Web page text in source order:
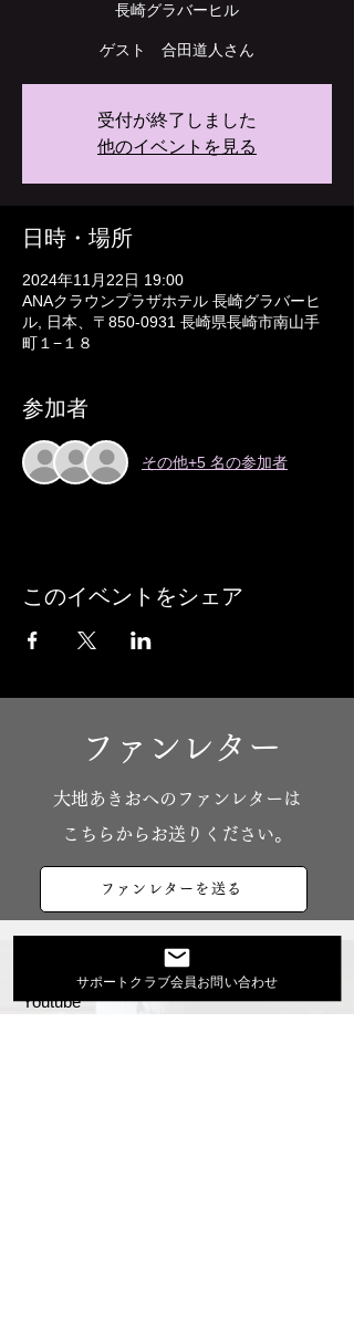
長崎グラバーヒル
ゲスト 合田道人さん
受付が終了しました
他のイベントを見る
日時・場所
2024年11月22日 19:00
ANAクラウンプラザホテル 長崎グラバーヒ
ル, 日本、〒850-0931 長崎県長崎市南山手
町１−１８
参加者
その他+5 名の参加者
このイベントをシェア
ファンレター
​大地あきおへのファンレターは
こちらからお送りください。
ファンレターを送る
大地あきおオフィシャルサイト
Youtube
サポートクラブ会員お問い合わせ